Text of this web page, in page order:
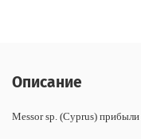
Описание
Messor sp. (Cyprus)